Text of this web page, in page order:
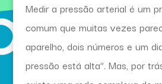
Medir a pressão arterial é um
comum que muitas vezes
aparelho, dois números e um
pressão está alta”. Mas, por